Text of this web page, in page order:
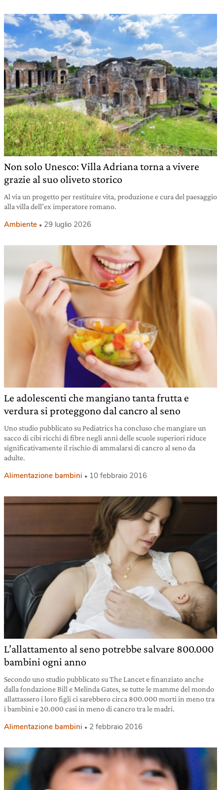
Non solo Unesco: Villa Adriana torna a vivere
grazie al suo oliveto storico
Al via un progetto per restituire vita, produzione e cura del paesaggio
alla villa dell’ex imperatore romano.
Ambiente 29 luglio 2026
Le adolescenti che mangiano tanta frutta e
verdura si proteggono dal cancro al seno
Uno studio pubblicato su Pediatrics ha concluso che mangiare un
sacco di cibi ricchi di fibre negli anni delle scuole superiori riduce
significativamente il rischio di ammalarsi di cancro al seno da
adulte.
Alimentazione bambini 10 febbraio 2016
L’allattamento al seno potrebbe salvare 800.000
bambini ogni anno
Secondo uno studio pubblicato su The Lancet e finanziato anche
dalla fondazione Bill e Melinda Gates, se tutte le mamme del mondo
allattassero i loro figli ci sarebbero circa 800.000 morti in meno tra
i bambini e 20.000 casi in meno di cancro tra le madri.
Alimentazione bambini 2 febbraio 2016